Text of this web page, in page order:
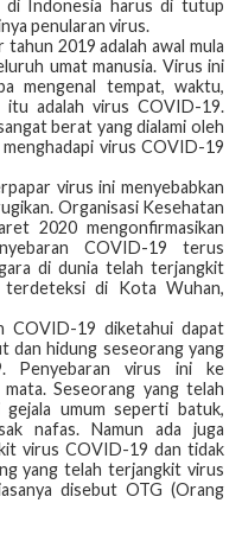
di Indonesia harus di tutup
penularan virus.
2019 adalah awal mula
umat manusia. Virus ini
mengenal tempat, waktu,
adalah virus COVID-19.
berat yang dialami oleh
virus COVID-19
virus ini menyebabkan
Organisasi Kesehatan
2020 mengonfirmasikan
COVID-19 terus
di dunia telah terjangkit
terdeteksi di Kota Wuhan,
COVID-19 diketahui dapat
dan hidung seseorang yang
Penyebaran virus ini ke
Seseorang yang telah
umum seperti batuk,
nafas. Namun ada juga
virus COVID-19 dan tidak
yang telah terjangkit virus
disebut OTG (Orang